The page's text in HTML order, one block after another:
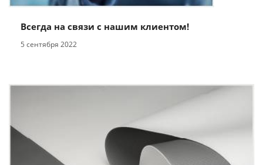
Всегда на связи с нашим клиентом!
5 сентября 2022